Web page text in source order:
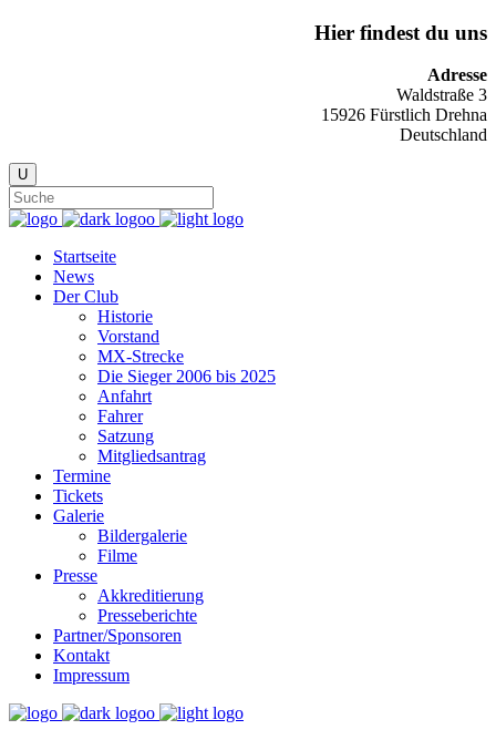
Hier findest du uns
Adresse
Waldstraße 3
15926 Fürstlich Drehna
Deutschland
Startseite
News
Der Club
Historie
Vorstand
MX-Strecke
Die Sieger 2006 bis 2025
Anfahrt
Fahrer
Satzung
Mitgliedsantrag
Termine
Tickets
Galerie
Bildergalerie
Filme
Presse
Akkreditierung
Presseberichte
Partner/Sponsoren
Kontakt
Impressum